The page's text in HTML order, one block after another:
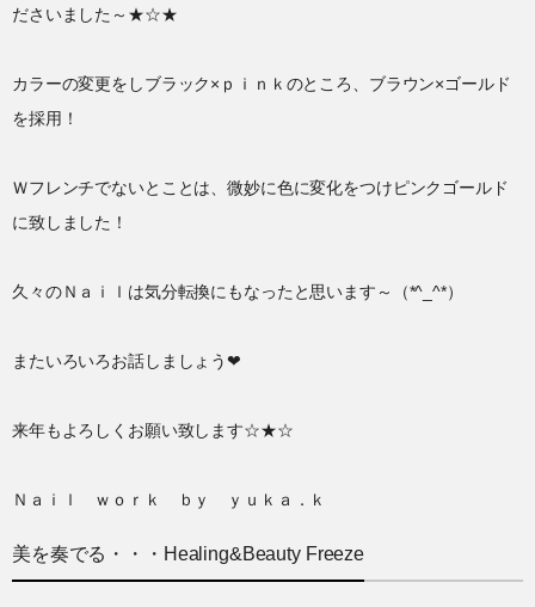
ださいました～★☆★
カラーの変更をしブラック×ｐｉｎｋのところ、ブラウン×ゴールド
を採用！
Ｗフレンチでないとことは、微妙に色に変化をつけピンクゴールド
に致しました！
久々のＮａｉｌは気分転換にもなったと思います～（*^_^*）
またいろいろお話しましょう❤
来年もよろしくお願い致します☆★☆
Ｎａｉｌ ｗｏｒｋ ｂｙ ｙｕｋａ．ｋ
美を奏でる・・・Healing&Beauty Freeze